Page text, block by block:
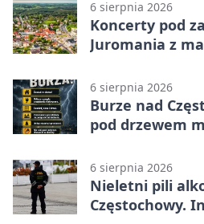
6 sierpnia 2026
Koncerty pod
Juromania z
6 sierpnia 2026
Burze nad
pod drzewem
6 sierpnia 2026
Nieletni pili
Częstochowy.